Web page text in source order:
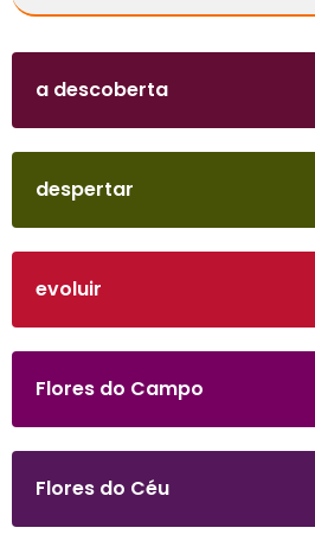
a descoberta
despertar
evoluir
Flores do Campo
Flores do Céu